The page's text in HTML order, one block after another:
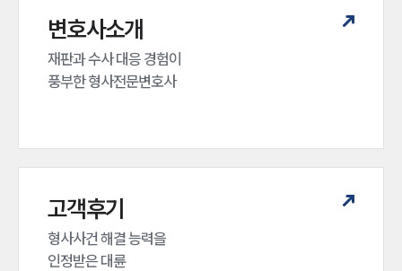
변호사소개
재판과 수사 대응 경험이
풍부한 형사전문변호사
고객후기
형사사건 해결 능력을
인정받은 대륜